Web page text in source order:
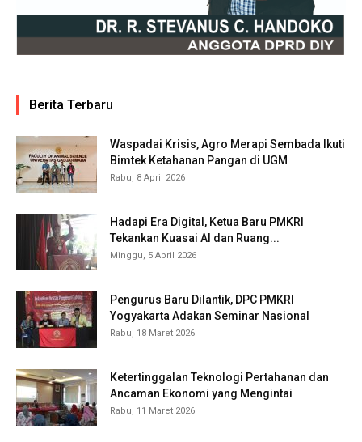
Berita Terbaru
Waspadai Krisis, Agro Merapi Sembada Ikuti
Bimtek Ketahanan Pangan di UGM
Rabu, 8 April 2026
Hadapi Era Digital, Ketua Baru PMKRI
Tekankan Kuasai AI dan Ruang...
Minggu, 5 April 2026
Pengurus Baru Dilantik, DPC PMKRI
Yogyakarta Adakan Seminar Nasional
Rabu, 18 Maret 2026
Ketertinggalan Teknologi Pertahanan dan
Ancaman Ekonomi yang Mengintai
Rabu, 11 Maret 2026